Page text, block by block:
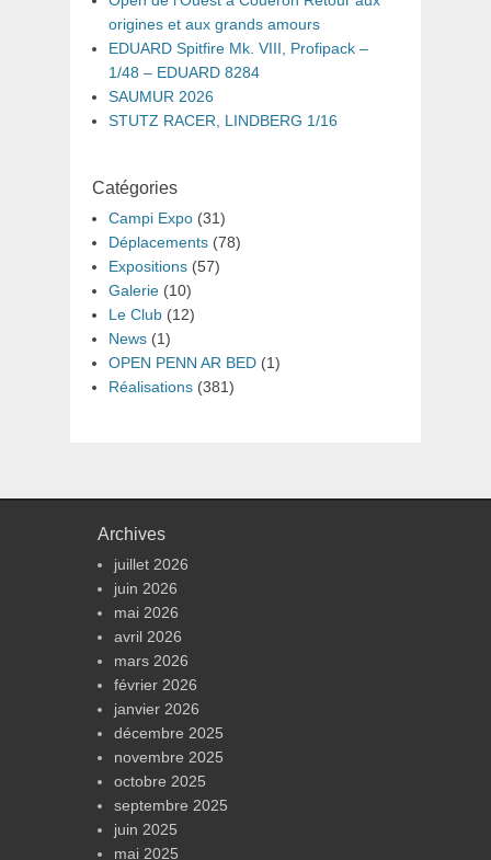
origines et aux grands amours
EDUARD Spitfire Mk. VIII, Profipack –
1/48 – EDUARD 8284
SAUMUR 2026
STUTZ RACER, LINDBERG 1/16
Catégories
Campi Expo (31)
Déplacements (78)
Expositions (57)
Galerie (10)
Le Club (12)
News (1)
OPEN PENN AR BED (1)
Réalisations (381)
Archives
juillet 2026
juin 2026
mai 2026
avril 2026
mars 2026
février 2026
janvier 2026
décembre 2025
novembre 2025
octobre 2025
septembre 2025
juin 2025
mai 2025